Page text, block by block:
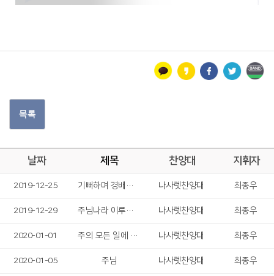
목록
날짜 제목 찬양대 지휘자
2019-12-25 기뻐하며 경배하세 나사렛찬양대 최종우
2019-12-29 주님나라 이루게 하소서 나사렛찬양대 최종우
2020-01-01 주의 모든 일에 감사드리며 나사렛찬양대 최종우
2020-01-05 주님 나사렛찬양대 최종우